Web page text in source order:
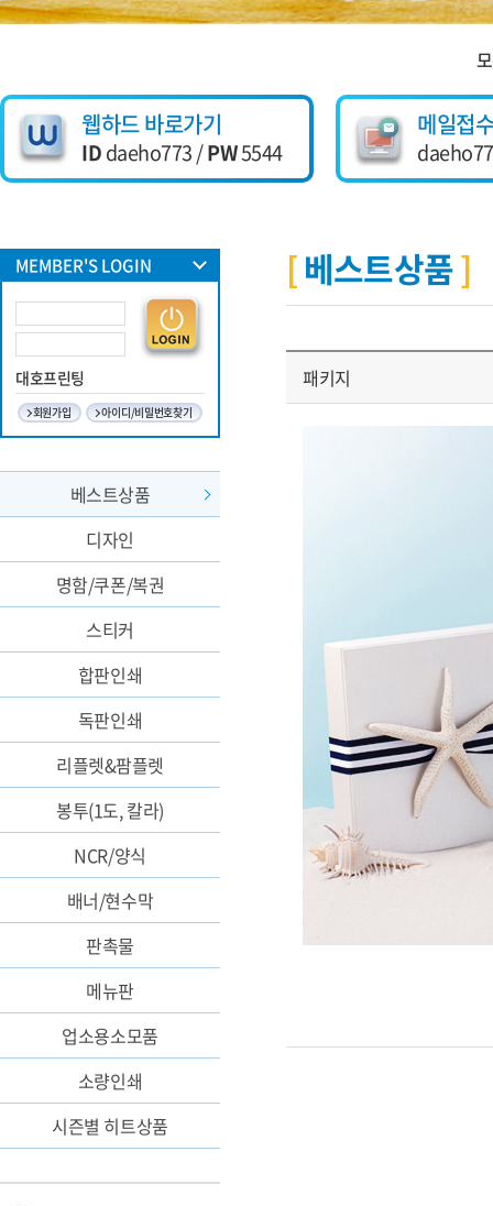
웹하드 바로가기
IDdaeho773 /PW5544
메일접
MEMBER'S LOGIN
대호프린팅
회원가입 아이디/비밀번호찾기
베스트상품
디자인
명함/쿠폰/복권
스티커
합판인쇄
독판인쇄
리플렛&팜플렛
봉투(1도, 칼라)
NCR/양식
배너/현수막
판촉물
메뉴판
업소용소모품
소량인쇄
시즌별 히트상품
베스트상품
패키지